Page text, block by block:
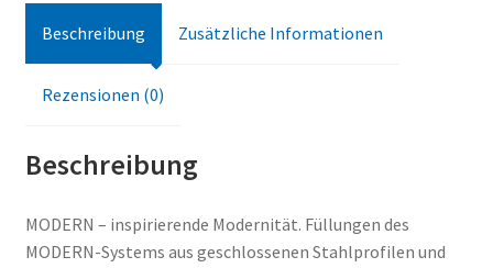
Beschreibung Zusätzliche Informationen
Rezensionen (0)
Beschreibung
MODERN – inspirierende Modernität. Füllungen des
MODERN-Systems aus geschlossenen Stahlprofilen und